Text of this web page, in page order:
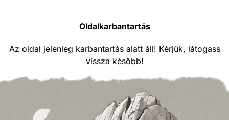
Oldalkarbantartás
Az oldal jelenleg karbantartás alatt áll! Kérjük, látogass
vissza később!